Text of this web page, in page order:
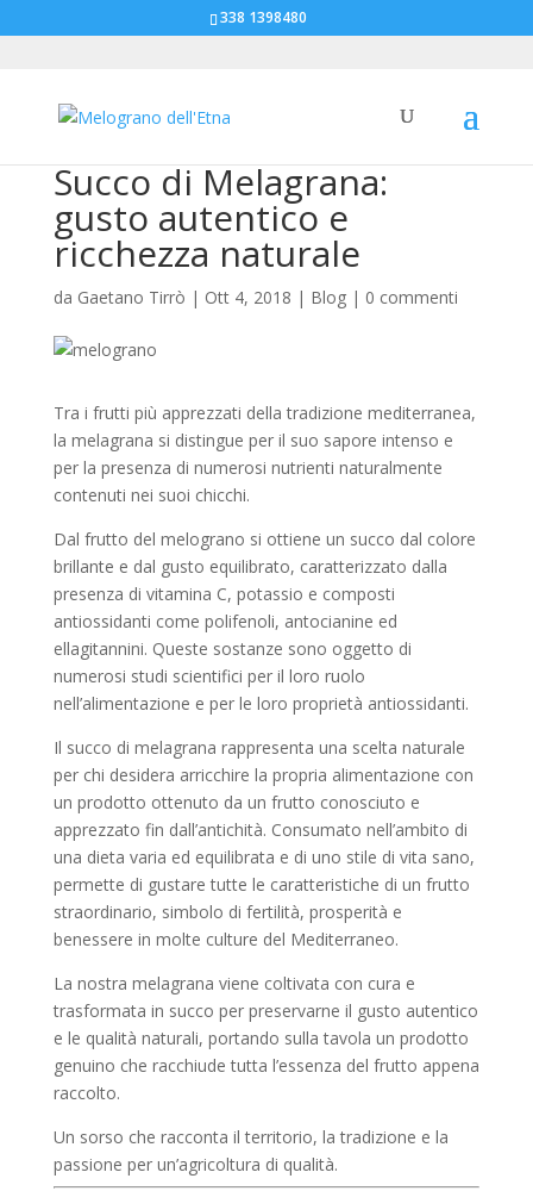
338 1398480
Succo di Melagrana:
gusto autentico e
ricchezza naturale
da Gaetano Tirrò | Ott 4, 2018 | Blog| 0 commenti
Tra i frutti più apprezzati della tradizione mediterranea,
la melagrana si distingue per il suo sapore intenso e
per la presenza di numerosi nutrienti naturalmente
contenuti nei suoi chicchi.
Dal frutto del melograno si ottiene un succo dal colore
brillante e dal gusto equilibrato, caratterizzato dalla
presenza di vitamina C, potassio e composti
antiossidanti come polifenoli, antocianine ed
ellagitannini. Queste sostanze sono oggetto di
numerosi studi scientifici per il loro ruolo
nell’alimentazione e per le loro proprietà antiossidanti.
Il succo di melagrana rappresenta una scelta naturale
per chi desidera arricchire la propria alimentazione con
un prodotto ottenuto da un frutto conosciuto e
apprezzato fin dall’antichità. Consumato nell’ambito di
una dieta varia ed equilibrata e di uno stile di vita sano,
permette di gustare tutte le caratteristiche di un frutto
straordinario, simbolo di fertilità, prosperità e
benessere in molte culture del Mediterraneo.
La nostra melagrana viene coltivata con cura e
trasformata in succo per preservarne il gusto autentico
e le qualità naturali, portando sulla tavola un prodotto
genuino che racchiude tutta l’essenza del frutto appena
raccolto.
Un sorso che racconta il territorio, la tradizione e la
passione per un’agricoltura di qualità.